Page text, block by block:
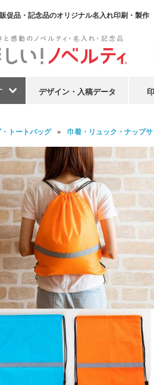
促品・記念品のオリジナル名入れ印刷・製作
デザイン・入稿データ
トートバッグ 巾着・リュック・ナップ